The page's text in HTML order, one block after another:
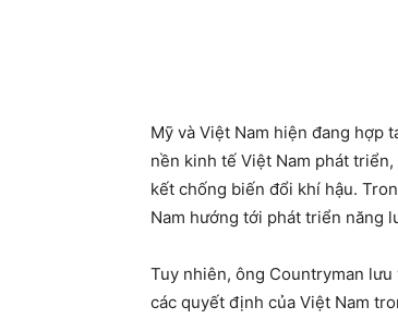
Mỹ và Việt Nam hiện đang hợp
nền kinh tế Việt Nam phát
kết chống biến đổi khí hậu.
Nam hướng tới phát triển năng
Tuy nhiên, ông Countryman
các quyết định của Việt Nam